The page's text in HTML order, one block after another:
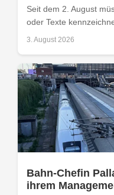
Seit dem 2. August
oder Texte
3. August 2026
Bahn-Chefin
ihrem